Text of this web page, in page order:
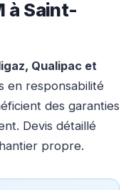
à Saint-
Qualipac et
en responsabilité
des garanties
Devis détaillé
propre.